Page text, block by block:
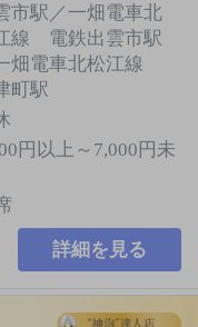
市駅／一畑電車北
線 電鉄出雲市駅
畑電車北松江線
町駅
円以上～7,000円未
詳細を見る